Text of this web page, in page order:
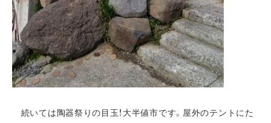
続いては陶器祭りの目玉！大半値市です。屋外のテントにた